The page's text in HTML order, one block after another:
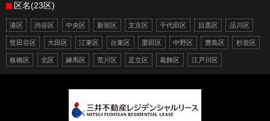
区名(23区)
港区 渋谷区 中央区 新宿区 文京区 千代田区 目黒区 品川区
世田谷区 大田区 江東区 台東区 墨田区 中野区 豊島区 杉並区
板橋区 北区 練馬区 荒川区 足立区 葛飾区 江戸川区